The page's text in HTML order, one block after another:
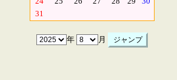
31
年 月